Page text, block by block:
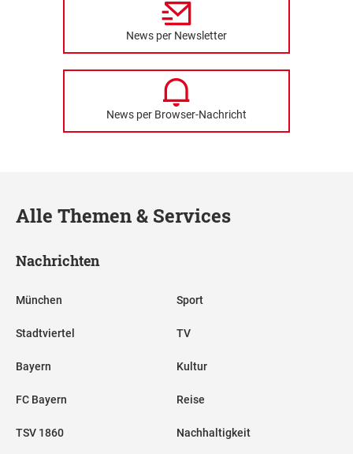
News per Newsletter
News per Browser-Nachricht
Alle Themen & Services
Nachrichten
München
Stadtviertel
Bayern
FC Bayern
TSV 1860
Sport
TV
Kultur
Reise
Nachhaltigkeit